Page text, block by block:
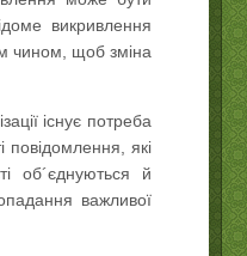
викривлення
чином, щоб зміна
існує потреба
повідомлення, які
об´єднуються й
важливої